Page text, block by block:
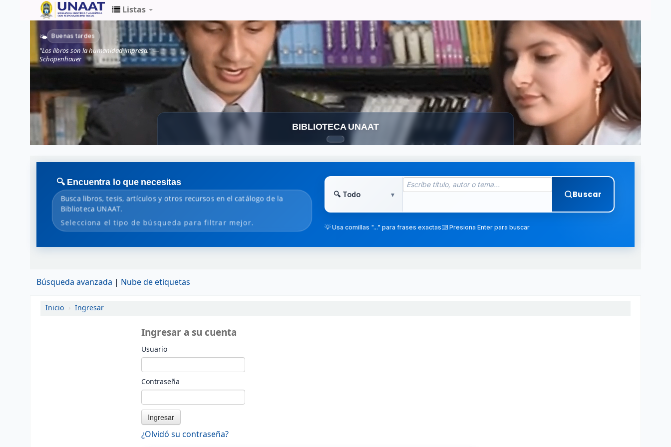
Biblioteca
Unaat
Listas
🌤️ Buenas tardes
"Los libros son la humanidad impresa." —
Schopenhauer
BIBLIOTECA UNAAT
🔍 Encuentra lo que necesitas
Busca libros, tesis, artículos y otros recursos en el catálogo de la
Biblioteca UNAAT.
Selecciona el tipo de búsqueda para filtrar mejor.
Buscar
💡 Usa comillas "..." para frases exactas⌨️ Presiona Enter para buscar
Búsqueda avanzada Nube de etiquetas
Inicio › Ingresar
Ingresar a su cuenta
Usuario
Contraseña
¿Olvidó su contraseña?